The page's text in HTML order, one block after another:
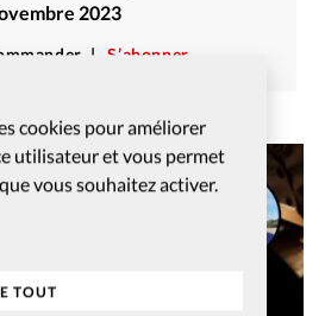
cookies pour améliorer
utilisateur et vous permet
vous souhaitez activer.
TOUT
2023
S’abonner